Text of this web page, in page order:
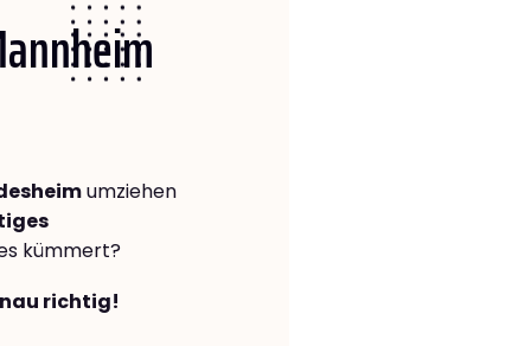
umziehen
kümmert?
richtig!